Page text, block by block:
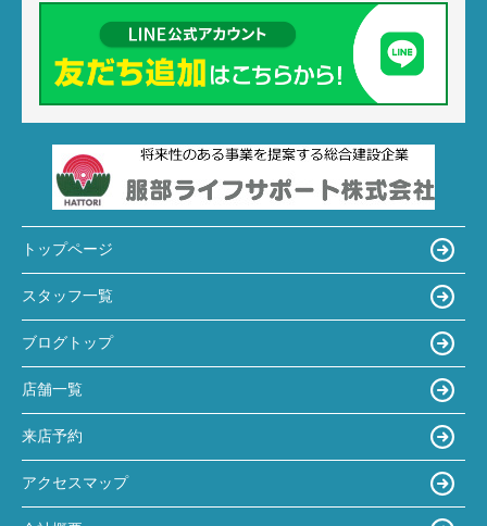
トップページ
スタッフ一覧
ブログトップ
店舗一覧
来店予約
アクセスマップ